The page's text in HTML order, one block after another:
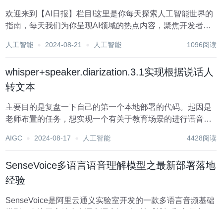
欢迎来到【AI日报】栏目!这里是你每天探索人工智能世界的
指南，每天我们为你呈现AI领域的热点内容，聚焦开发者，
了解:https://top.aibase.com/ 1、新壹视频大模型2.0发布:支
人工智能 2024-08-21 人工智能 1096阅读
whisper+speaker.diarization.3.1实现根据说话人
转文本
主要目的是复盘一下自己的第一个本地部署的代码。起因是
老师布置的任务，想实现一个有关于教育场景的进行语音转
也主要是记录自己的遇见的各种问题，以及对一些代码的改
AIGC 2024-08-17 人工智能 4428阅读
SenseVoice多语言语音理解模型之最新部署落地
经验
SenseVoice是阿里云通义实验室开发的一款多语言音频基础